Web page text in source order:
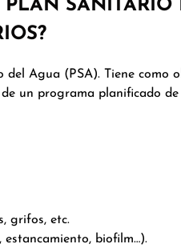
del Agua (PSA). Tiene
un programa planificado
grifos, etc.
biofilm…).